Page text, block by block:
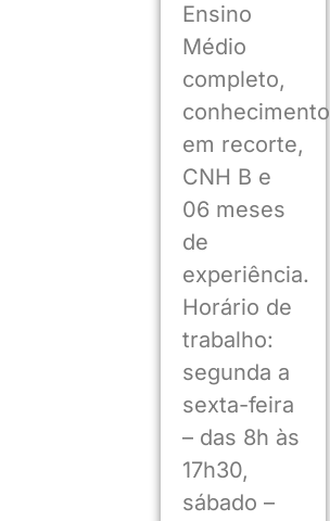
Ensino
Médio
completo,
conhecimento
em recorte,
CNH B e
06 meses
de
experiência.
Horário de
trabalho:
segunda a
sexta-feira
– das 8h às
17h30,
sábado –